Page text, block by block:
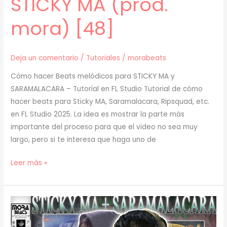
mora) [48]
Deja un comentario / Tutoriales /morabeats
Cómo hacer Beats melódicos para STICKY MA y
SARAMALACARA – Tutorial en FL Studio Tutorial de cómo
hacer beats para Sticky MA, Saramalacara, Ripsquad, etc.
en FL Studio 2025. La idea es mostrar la parte más
importante del proceso para que el video no sea muy
largo, pero si te interesa que haga uno de
[
]
Cómo
Hacer
Leer más »